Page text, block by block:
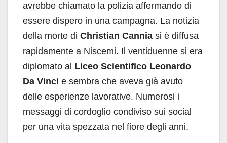
avrebbe chiamato la polizia affermando di
essere dispero in una campagna. La notizia
della morte di Christian Cannia si è diffusa
rapidamente a Niscemi. Il ventiduenne si era
diplomato al Liceo Scientifico Leonardo
Da Vinci e sembra che aveva già avuto
delle esperienze lavorative. Numerosi i
messaggi di cordoglio condiviso sui social
per una vita spezzata nel fiore degli anni.